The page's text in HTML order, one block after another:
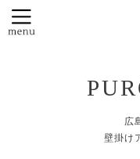
広
壁掛け